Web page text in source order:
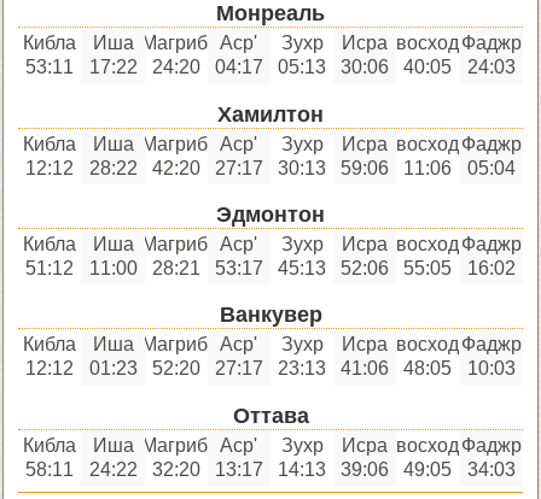
Монреаль
Фаджр
24:03
восход
40:05
Исра
30:06
Зухр
05:13
'Аср
04:17
Магриб
24:20
Иша
17:22
Кибла
53:11
Хамилтон
Фаджр
05:04
восход
11:06
Исра
59:06
Зухр
30:13
'Аср
27:17
Магриб
42:20
Иша
28:22
Кибла
12:12
Эдмонтон
Фаджр
16:02
восход
55:05
Исра
52:06
Зухр
45:13
'Аср
53:17
Магриб
28:21
Иша
11:00
Кибла
51:12
Ванкувер
Фаджр
10:03
восход
48:05
Исра
41:06
Зухр
23:13
'Аср
27:17
Магриб
52:20
Иша
01:23
Кибла
12:12
Оттава
Фаджр
34:03
восход
49:05
Исра
39:06
Зухр
14:13
'Аср
13:17
Магриб
32:20
Иша
24:22
Кибла
58:11